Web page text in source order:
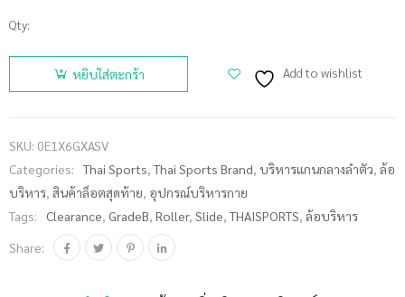
Qty:
จำนวน
*สินค้าเกรด
THAISPORTS
ล้อบริหาร
แบบลูกกลิ้ง
(คู่) Roller
slide GX-
หยิบใส่ตะกร้า Add to wishlist
SKU: 0E1X6GXASV
Categories:
Thai Sports,Thai Sports Brand, บริหารแกนกลางลำตัว, ล้อ
บริหาร, สินค้าล็อตสุดท้าย, อุปกรณ์บริหารกาย
Tags:
Clearance, GradeB, Roller, Slide,THAISPORTS, ล้อบริหาร
Share: